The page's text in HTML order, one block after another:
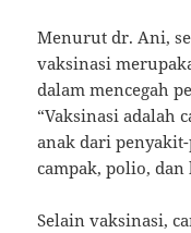
Menurut dr. Ani,
vaksinasi
dalam mencegah
“Vaksinasi adalah
anak dari
campak, polio,
Selain vaksinasi,